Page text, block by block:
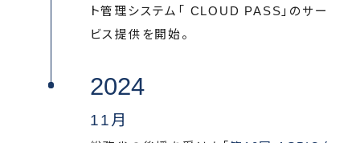
ト管理システム「 CLOUD PASS」のサー
ビス提供を開始。
2024
11月